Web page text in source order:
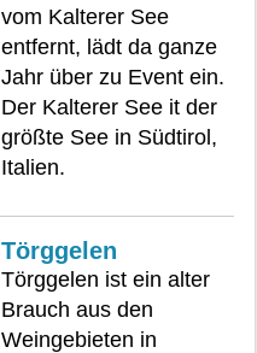
vom Kalterer See
entfernt, lädt da ganze
Jahr über zu Event ein.
Der Kalterer See it der
größte See in Südtirol,
Italien.
Törggelen
Törggelen ist ein alter
Brauch aus den
Weingebieten in